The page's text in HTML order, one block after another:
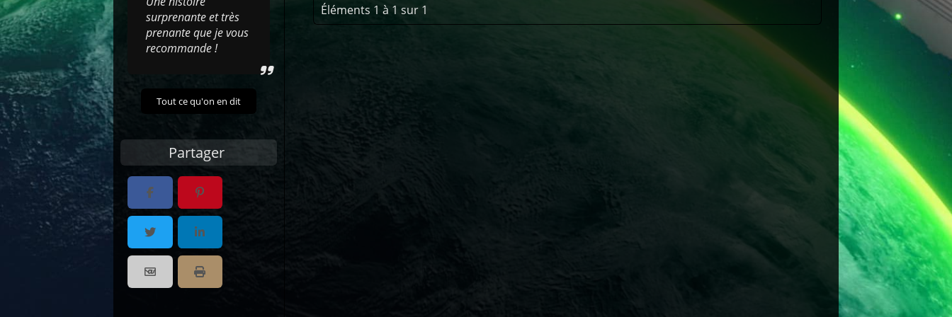
surprenante et très
prenante que je vous
recommande !
Tout ce qu'on en dit
Partager
Partager par email
Éléments 1 à 1 sur 1